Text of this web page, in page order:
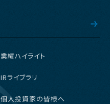
業績ハイライト
IRライブラリ
個人投資家の皆様へ